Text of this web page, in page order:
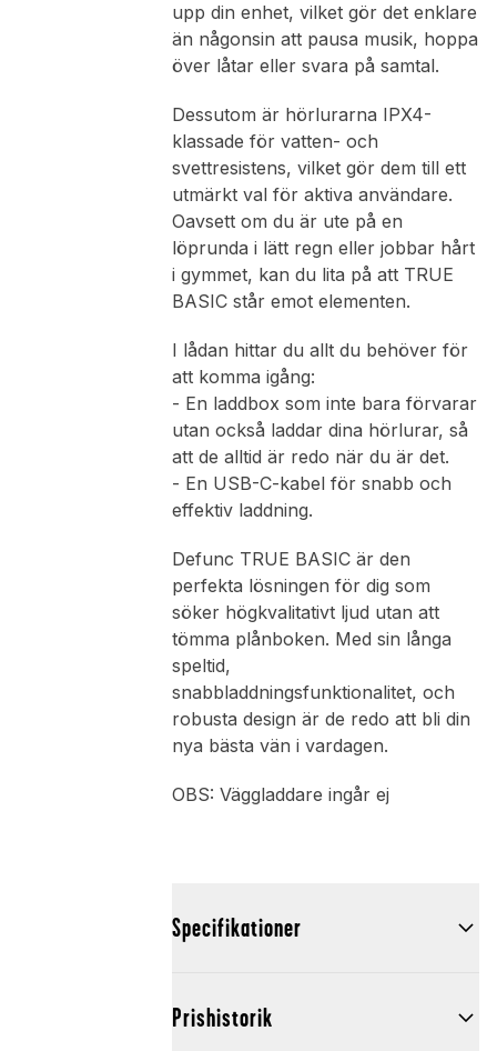
upp din enhet, vilket gör det enklare
än någonsin att pausa musik, hoppa
över låtar eller svara på samtal.
Dessutom är hörlurarna IPX4-
klassade för vatten- och
svettresistens, vilket gör dem till ett
utmärkt val för aktiva användare.
Oavsett om du är ute på en
löprunda i lätt regn eller jobbar hårt
i gymmet, kan du lita på att TRUE
BASIC står emot elementen.
I lådan hittar du allt du behöver för
att komma igång:
- En laddbox som inte bara förvarar
utan också laddar dina hörlurar, så
att de alltid är redo när du är det.
- En USB-C-kabel för snabb och
effektiv laddning.
Defunc TRUE BASIC är den
perfekta lösningen för dig som
söker högkvalitativt ljud utan att
tömma plånboken. Med sin långa
speltid,
snabbladdningsfunktionalitet, och
robusta design är de redo att bli din
nya bästa vän i vardagen.
OBS: Väggladdare ingår ej
Specifikationer
Prishistorik